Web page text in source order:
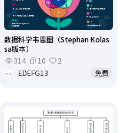
数据科学韦恩图（Stephan Kolas
sa版本）
314
10
2
EDEFG13
免费